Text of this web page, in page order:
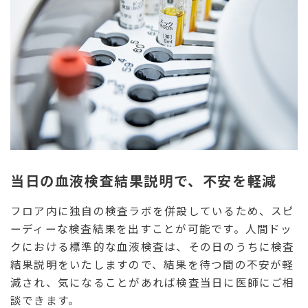
当日の血液検査結果説明で、不安を軽減
フロア内に独自の検査ラボを併設しているため、スピ
ーディーな検査結果を出すことが可能です。人間ドッ
クにおける標準的な血液検査は、その日のうちに検査
結果説明をいたしますので、結果を待つ間の不安が軽
減され、気になることがあれば検査当日に医師にご相
談できます。